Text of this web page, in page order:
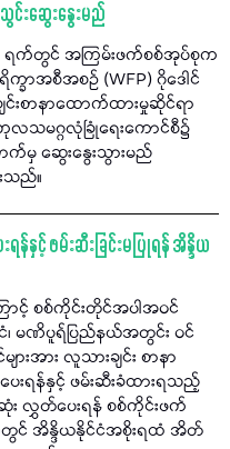
င်းဆွေးနွေးမည်
၂ ရက်တွင် အကြမ်းဖက်စစ်အုပ်စုက
ခာအစီအစဉ် (WFP) ဂိုဒေါင်
င်းစာနာထောက်ထားမှုဆိုင်ရာ
လသမဂ္ဂလုံခြုံရေးကောင်စီ၌
ာက်မှ ဆွေးနွေးသွားမည်
သည်။
န်နှင့် ဖမ်းဆီးခြင်းမပြုရန် အိန္ဒိယ
ောင့် စစ်ကိုင်းတိုင်အပါအဝင်
ငံ၊ မဏိပူရ်ပြည်နယ်အတွင်း ဝင်
းအား လူသားချင်း စာနာ
ေးရန်နှင့် ဖမ်းဆီးခံထားရသည့်
ဆုံး လွှတ်ပေးရန် စစ်ကိုင်းဖက်
တွင် အိန္ဒိယနိုင်ငံအစိုးရထံ အိတ်